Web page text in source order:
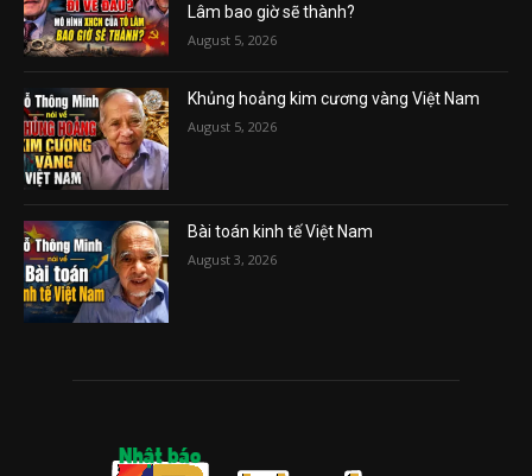
Lâm bao giờ sẽ thành?
August 5, 2026
Khủng hoảng kim cương vàng Việt Nam
August 5, 2026
Bài toán kinh tế Việt Nam
August 3, 2026